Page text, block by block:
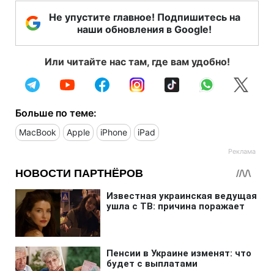
Не упустите главное! Подпишитесь на
наши обновления в Google!
Или читайте нас там, где вам удобно!
Больше по теме:
MacBook Apple iPhone iPad